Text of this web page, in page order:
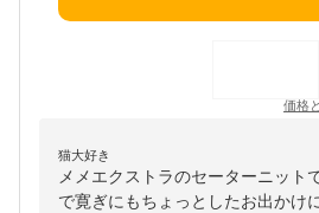
価格
猫大好き
メメエクストラのセーターニット
で寛ぎにもちょっとしたお出かけ